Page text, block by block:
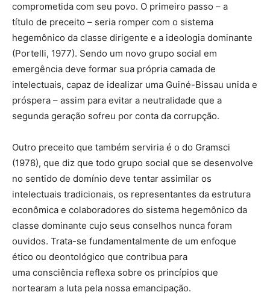
comprometida com seu povo. O primeiro passo – a
título de preceito – seria romper com o sistema
hegemônico da classe dirigente e a ideologia dominante
(Portelli, 1977). Sendo um novo grupo social em
emergência deve formar sua própria camada de
intelectuais, capaz de idealizar uma Guiné-Bissau unida e
próspera – assim para evitar a neutralidade que a
segunda geração sofreu por conta da corrupção.
Outro preceito que também serviria é o do Gramsci
(1978), que diz que todo grupo social que se desenvolve
no sentido de domínio deve tentar assimilar os
intelectuais tradicionais, os representantes da estrutura
econômica e colaboradores do sistema hegemônico da
classe dominante cujo seus conselhos nunca foram
ouvidos. Trata-se fundamentalmente de um enfoque
ético ou deontológico que contribua para
uma consciência reflexa sobre os princípios que
nortearam a luta pela nossa emancipação.